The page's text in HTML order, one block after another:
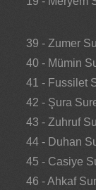
39 - Zumer
40 - Mümin
41 - Fussilet
42 - Şura
43 - Zuhruf
44 - Duhan
45 - Casiye
46 - Ahkaf